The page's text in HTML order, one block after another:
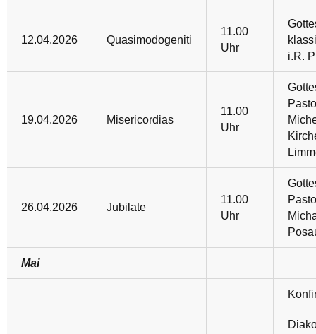
12.04.2026 Quasimodogeniti
11.00
Uhr
i.R.
19.04.2026 Misericordias
11.00
Uhr
26.04.2026 Jubilate
11.00
Uhr
Mai